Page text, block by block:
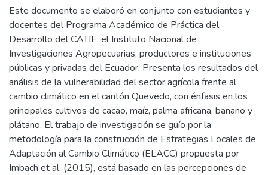
Este documento se elaboró en conjunto con estudiantes y
docentes del Programa Académico de Práctica del
Desarrollo del CATIE, el Instituto Nacional de
Investigaciones Agropecuarias, productores e instituciones
públicas y privadas del Ecuador. Presenta los resultados del
análisis de la vulnerabilidad del sector agrícola frente al
cambio climático en el cantón Quevedo, con énfasis en los
principales cultivos de cacao, maíz, palma africana, banano y
plátano. El trabajo de investigación se guío por la
metodología para la construcción de Estrategias Locales de
Adaptación al Cambio Climático (ELACC) propuesta por
Imbach et al. (2015), está basado en las percepciones de